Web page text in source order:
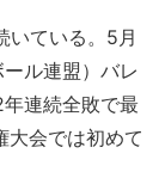
いている。5月
ル連盟）バレ
連続全敗で最
会では初めて